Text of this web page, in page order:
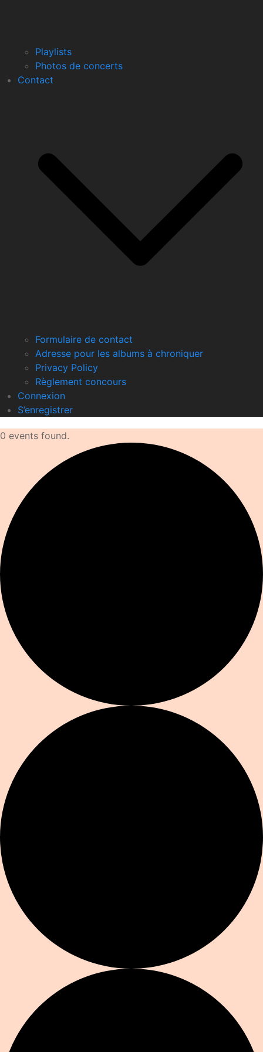
Playlists
Photos de concerts
Contact
Formulaire de contact
Adresse pour les albums à chroniquer
Privacy Policy
Règlement concours
Connexion
S’enregistrer
0 events found.